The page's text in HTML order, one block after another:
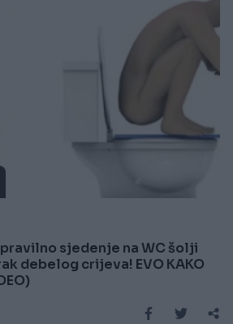
sjedenje na WC šolji
debelog crijeva! EVO KAKO